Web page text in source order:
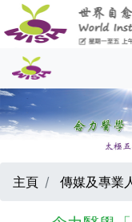
主頁 傳媒及專業